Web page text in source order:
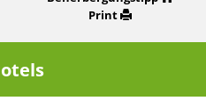
Print